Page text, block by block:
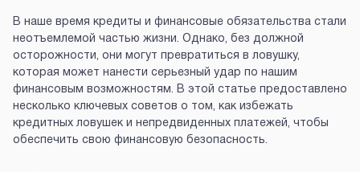
В наше время кредиты и финансовые обязательства стали
неотъемлемой частью жизни. Однако, без должной
осторожности, они могут превратиться в ловушку,
которая может нанести серьезный удар по нашим
финансовым возможностям. В этой статье предоставлено
несколько ключевых советов о том, как избежать
кредитных ловушек и непредвиденных платежей, чтобы
обеспечить свою финансовую безопасность.